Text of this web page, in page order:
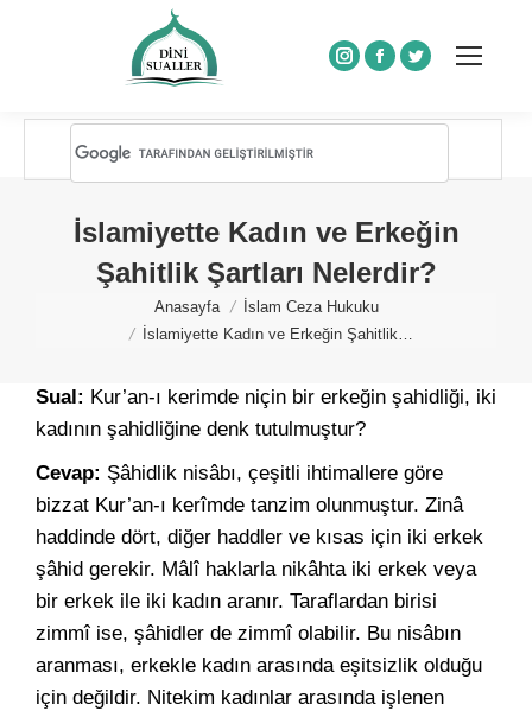
Instagram
Facebook
Twitter
İslamiyette Kadın ve Erkeğin
Şahitlik Şartları Nelerdir?
Anasayfa
İslam Ceza Hukuku
İslamiyette Kadın ve Erkeğin Şahitlik…
Sual: Kur’an-ı kerimde niçin bir erkeğin şahidliği, iki
kadının şahidliğine denk tutulmuştur?
Cevap: Şâhidlik nisâbı, çeşitli ihtimallere göre
bizzat Kur’an-ı kerîmde tanzim olunmuştur. Zinâ
haddinde dört, diğer haddler ve kısas için iki erkek
şâhid gerekir. Mâlî haklarla nikâhta iki erkek veya
bir erkek ile iki kadın aranır. Taraflardan birisi
zimmî ise, şâhidler de zimmî olabilir. Bu nisâbın
aranması, erkekle kadın arasında eşitsizlik olduğu
için değildir. Nitekim kadınlar arasında işlenen